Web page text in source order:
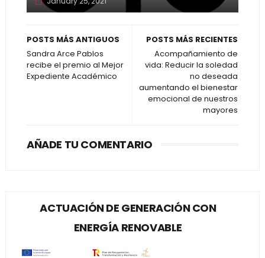
POSTS MÁS RECIENTES
Acompañamiento de
vida: Reducir la soledad
no deseada
aumentando el bienestar
emocional de nuestros
mayores
POSTS MÁS ANTIGUOS
Sandra Arce Pablos
recibe el premio al Mejor
Expediente Académico
AÑADE TU COMENTARIO
ACTUACIÓN DE GENERACIÓN CON
ENERGÍA RENOVABLE